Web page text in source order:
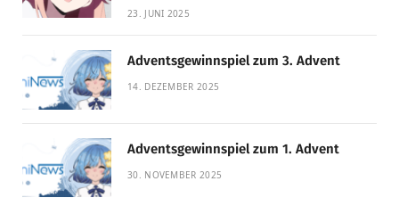
23. JUNI 2025
Adventsgewinnspiel zum 3. Advent
14. DEZEMBER 2025
Adventsgewinnspiel zum 1. Advent
30. NOVEMBER 2025